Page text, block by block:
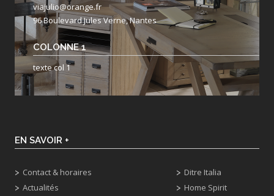
viajulio@orange.fr
96 Boulevard Jules Verne, Nantes
COLONNE 1
texte col 1
EN SAVOIR +
Contact & horaires
Actualités
Ditre Italia
Home Spirit